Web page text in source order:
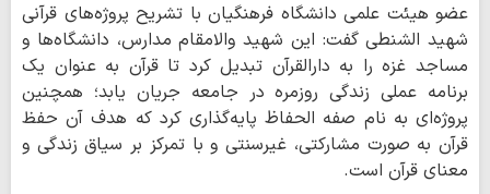
عضو هیئت علمی دانشگاه فرهنگیان با تشریح پروژه‌های قرآنی
شهید الشنطی گفت: این شهید والامقام مدارس، دانشگاه‌ها و
مساجد غزه را به دارالقرآن تبدیل کرد تا قرآن به عنوان یک
برنامه عملی زندگی روزمره در جامعه جریان یابد؛ همچنین
پروژه‌ای به نام صفه الحفاظ پایه‌گذاری کرد که هدف آن حفظ
قرآن به صورت مشارکتی، غیرسنتی و با تمرکز بر سیاق زندگی و
معنای قرآن است.